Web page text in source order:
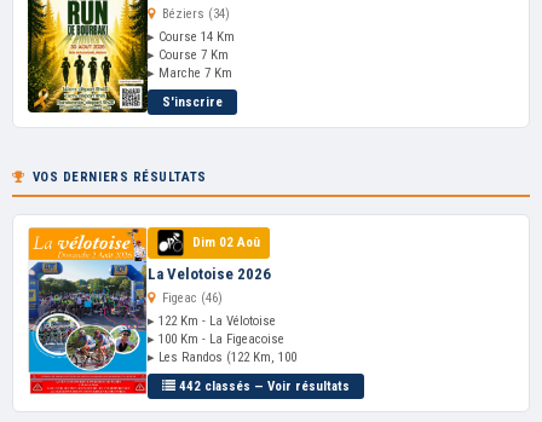
Béziers (34)
▸ Course 14 Km
▸ Course 7 Km
▸ Marche 7 Km
S'inscrire
VOS DERNIERS RÉSULTATS
Dim 02 Aoû
La Velotoise 2026
Figeac (46)
▸ 122 Km - La Vélotoise
▸ 100 Km - La Figeacoise
▸ Les Randos (122 Km, 100
442 classés — Voir résultats